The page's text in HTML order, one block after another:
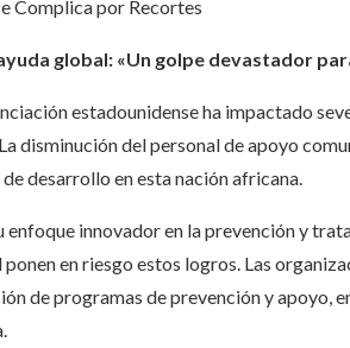
Complica por Recortes
global: «Un golpe devastador
estadounidense ha impactado
disminución del personal de apoyo
desarrollo en esta nación africana.
enfoque innovador en la prevención y
en riesgo estos logros. Las
de programas de prevención y apoyo,